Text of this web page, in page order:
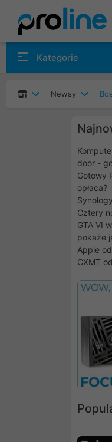
Kategorie
Newsy
door -
Gotowy
opłaca?
Cztery
GTA VI
pokaże
Apple
CXMT